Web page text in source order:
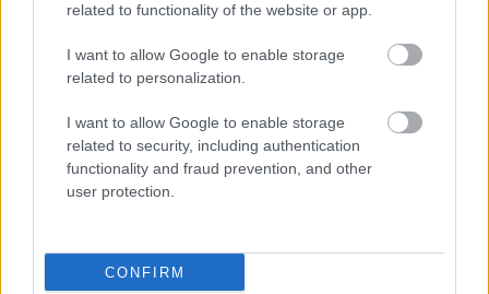
related to functionality of the website or app.
I want to allow Google to enable storage
related to personalization.
I want to allow Google to enable storage
related to security, including authentication
functionality and fraud prevention, and other
user protection.
CONFIRM
✨ Megújult Horoszkóp oldal